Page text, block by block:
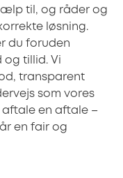
til, og råder og
løsning.
du foruden
og tillid. Vi
transparent
som vores
aftale en aftale –
en fair og